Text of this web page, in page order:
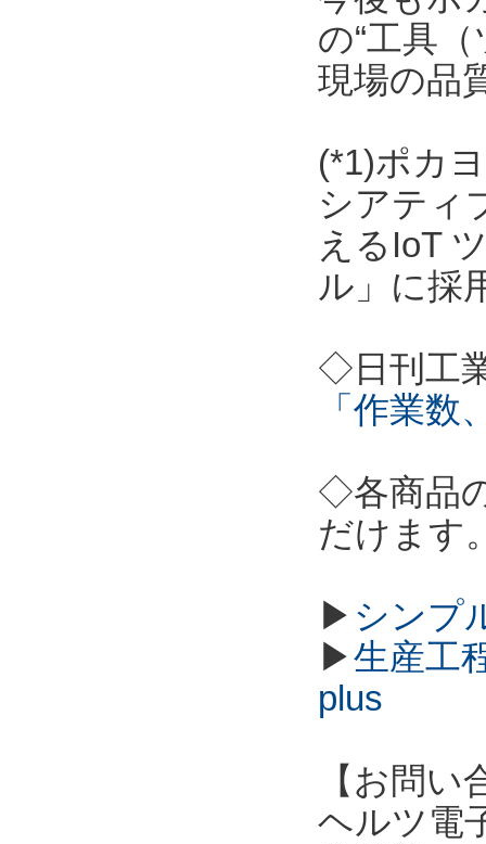
の“工具
現場の品
(*1)ポカ
シアティ
えるIoT
ル」に採
◇日刊工
「作業
◇各商品
だけます
▶ シンプ
▶生産工
plus
【お問い
ヘルツ電